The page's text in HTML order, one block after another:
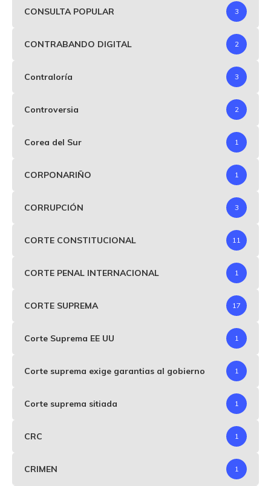
CONSULTA POPULAR 3
CONTRABANDO DIGITAL 2
Contraloría 3
Controversia 2
Corea del Sur 1
CORPONARIÑO 1
CORRUPCIÓN 3
CORTE CONSTITUCIONAL 11
CORTE PENAL INTERNACIONAL 1
CORTE SUPREMA 17
Corte Suprema EE UU 1
Corte suprema exige garantias al gobierno 1
Corte suprema sitiada 1
CRC 1
CRIMEN 1